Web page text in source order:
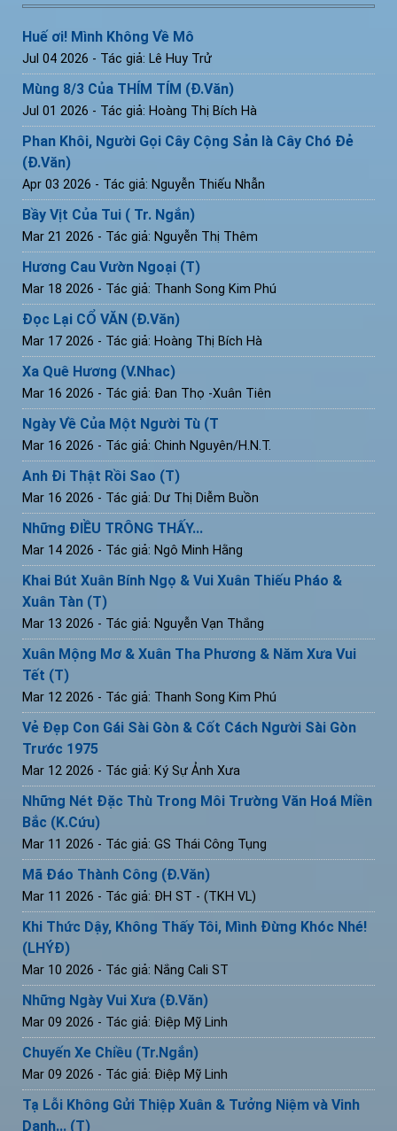
Huế ơi! Mình Không Về Mô
Jul 04 2026 - Tác giả: Lê Huy Trử
Mùng 8/3 Của THÍM TÍM (Đ.Văn)
Jul 01 2026 - Tác giả: Hoàng Thị Bích Hà
Phan Khôi, Người Gọi Cây Cộng Sản là Cây Chó Đẻ
(Đ.Văn)
Apr 03 2026 - Tác giả: Nguyễn Thiếu Nhẫn
Bầy Vịt Của Tui ( Tr. Ngắn)
Mar 21 2026 - Tác giả: Nguyễn Thị Thêm
Hương Cau Vườn Ngoại (T)
Mar 18 2026 - Tác giả: Thanh Song Kim Phú
Đọc Lại CỔ VĂN (Đ.Văn)
Mar 17 2026 - Tác giả: Hoàng Thị Bích Hà
Xa Quê Hương (V.Nhac)
Mar 16 2026 - Tác giả: Đan Thọ -Xuân Tiên
Ngày Về Của Một Người Tù (T
Mar 16 2026 - Tác giả: Chinh Nguyên/H.N.T.
Anh Đi Thật Rồi Sao (T)
Mar 16 2026 - Tác giả: Dư Thị Diễm Buồn
Những ĐIỀU TRÔNG THẤY...
Mar 14 2026 - Tác giả: Ngô Minh Hằng
Khai Bút Xuân Bính Ngọ & Vui Xuân Thiếu Pháo &
Xuân Tàn (T)
Mar 13 2026 - Tác giả: Nguyễn Vạn Thắng
Xuân Mộng Mơ & Xuân Tha Phương & Năm Xưa Vui
Tết (T)
Mar 12 2026 - Tác giả: Thanh Song Kim Phú
Vẻ Đẹp Con Gái Sài Gòn & Cốt Cách Người Sài Gòn
Trước 1975
Mar 12 2026 - Tác giả: Ký Sự Ảnh Xưa
Những Nét Đặc Thù Trong Môi Trường Văn Hoá Miền
Bắc (K.Cứu)
Mar 11 2026 - Tác giả: GS Thái Công Tụng
Mã Đáo Thành Công (Đ.Văn)
Mar 11 2026 - Tác giả: ĐH ST - (TKH VL)
Khi Thức Dậy, Không Thấy Tôi, Mình Đừng Khóc Nhé!
(LHÝĐ)
Mar 10 2026 - Tác giả: Nắng Cali ST
Những Ngày Vui Xưa (Đ.Văn)
Mar 09 2026 - Tác giả: Điệp Mỹ Linh
Chuyến Xe Chiều (Tr.Ngắn)
Mar 09 2026 - Tác giả: Điệp Mỹ Linh
Tạ Lỗi Không Gửi Thiệp Xuân & Tưởng Niệm và Vinh
Danh... (T)